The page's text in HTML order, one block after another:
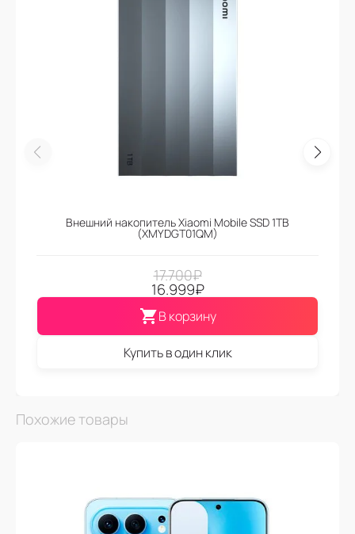
Внешний накопитель Xiaomi Mobile SSD 1TB
(XMYDGT01QM)
17.700₽
16.999₽
В корзину
Купить в один клик
Похожие товары